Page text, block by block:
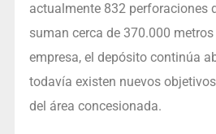
actualmente 832 perforaciones
suman cerca de 370.000
empresa, el depósito continúa
todavía existen nuevos
del área concesionada.